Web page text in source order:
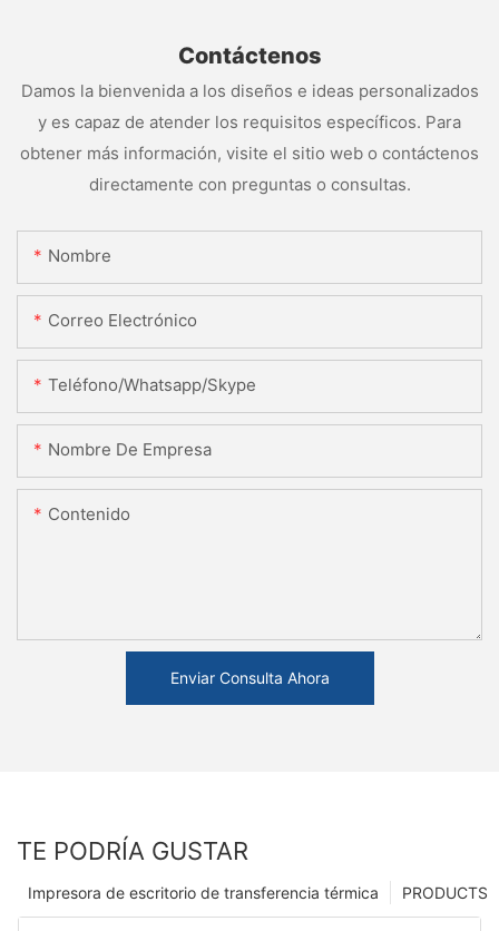
Contáctenos
Damos la bienvenida a los diseños e ideas personalizados
y es capaz de atender los requisitos específicos. Para
obtener más información, visite el sitio web o contáctenos
directamente con preguntas o consultas.
Nombre
Correo Electrónico
Teléfono/whatsapp/skype
Nombre De Empresa
Contenido
Enviar Consulta Ahora
TE PODRÍA GUSTAR
PRODUCTS
Impresora de escritorio de transferencia térmica